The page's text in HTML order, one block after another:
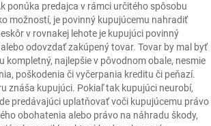
ponúka predajca v rámci určitého spôsobu
možností, je povinný kupujúcemu nahradiť
v rovnakej lehote je kupujúci povinný
odovzdať zakúpený tovar. Tovar by mal byť
kompletný, najlepšie v pôvodnom obale, nesmie
poškodenia či vyčerpania kreditu či peňazí.
znáša kupujúci. Pokiaľ tak kupujúci neurobí,
predávajúci uplatňovať voči kupujúcemu právo
obohatenia alebo právo na náhradu škody,